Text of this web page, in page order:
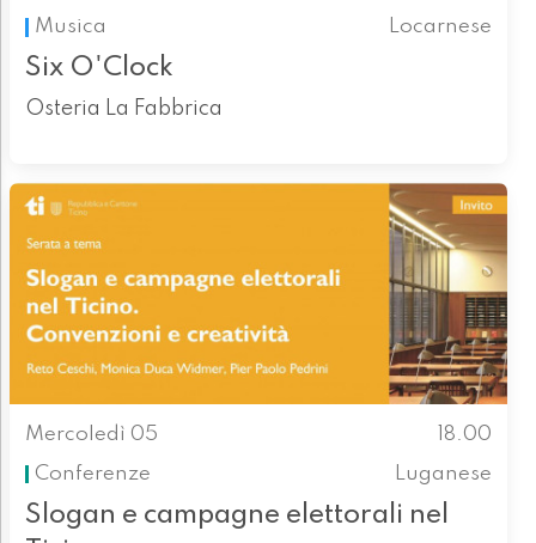
Musica
Locarnese
Six O'Clock
Osteria La Fabbrica
Mercoledì 05
18.00
Conferenze
Luganese
Slogan e campagne elettorali nel